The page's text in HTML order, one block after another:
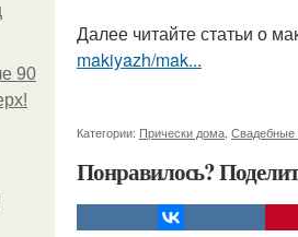
90
Далее читайте статьи о
makiyazh/mak...
Категории: Прически дома Свадебные
Понравилось?